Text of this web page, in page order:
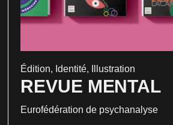
Édition, Identité, Illustration
REVUE MENTAL
Eurofédération de psychanalyse